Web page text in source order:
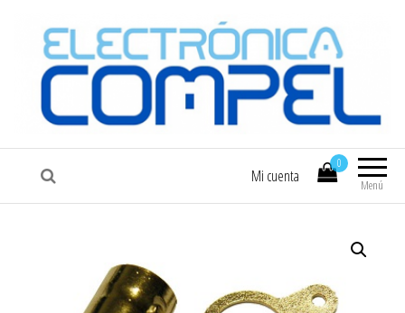
COMPEL Electrónica COMPEL
Menú
0
Mi cuenta